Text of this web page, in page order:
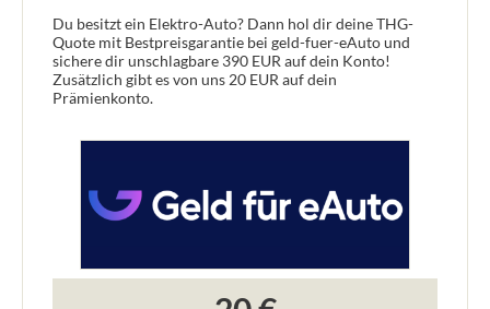
Du besitzt ein Elektro-Auto? Dann hol dir deine THG-
Quote mit Bestpreisgarantie bei geld-fuer-eAuto und
sichere dir unschlagbare 390 EUR auf dein Konto!
Zusätzlich gibt es von uns 20 EUR auf dein
Prämienkonto.